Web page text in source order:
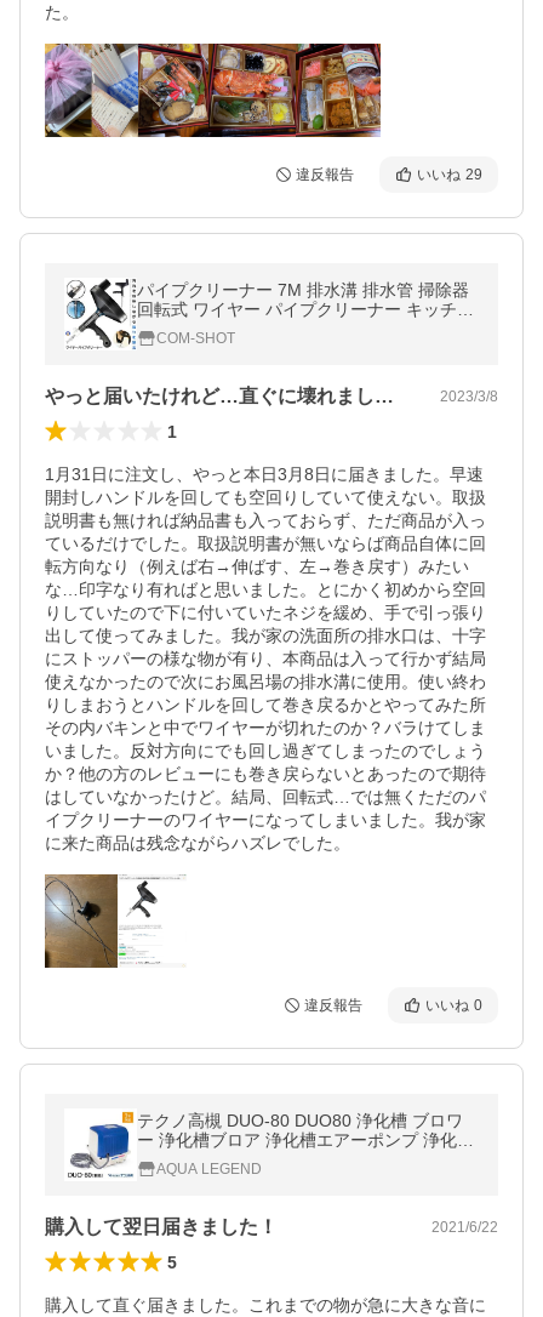
た。
違反報告 いいね 29
パイプクリーナー 7M 排水溝 排水管 掃除器
回転式 ワイヤー パイプクリーナー キッチン
台所 シンク トイレ 水回り お風呂 便所 WAP
AKU-7
COM-SHOT
やっと届いたけれど…直ぐに壊れました。 2023/3/8
1
1月31日に注文し、やっと本日3月8日に届きました。早速
開封しハンドルを回しても空回りしていて使えない。取扱
説明書も無ければ納品書も入っておらず、ただ商品が入っ
ているだけでした。取扱説明書が無いならば商品自体に回
転方向なり（例えば右→伸ばす、左→巻き戻す）みたい
な…印字なり有ればと思いました。とにかく初めから空回
りしていたので下に付いていたネジを緩め、手で引っ張り
出して使ってみました。我が家の洗面所の排水口は、十字
にストッパーの様な物が有り、本商品は入って行かず結局
使えなかったので次にお風呂場の排水溝に使用。使い終わ
りしまおうとハンドルを回して巻き戻るかとやってみた所
その内バキンと中でワイヤーが切れたのか？バラけてしま
いました。反対方向にでも回し過ぎてしまったのでしょう
か？他の方のレビューにも巻き戻らないとあったので期待
はしていなかったけど。結局、回転式…では無くただのパ
イプクリーナーのワイヤーになってしまいました。我が家
に来た商品は残念ながらハズレでした。
違反報告 いいね 0
テクノ高槻 DUO-80 DUO80 浄化槽 ブロワ
ー 浄化槽ブロア 浄化槽エアーポンプ 浄化槽
ポンプ 80 2口 ブロワーポンプ 浄化槽ブロワ
ー 浄化槽ブロアー 3年保証付
AQUA LEGEND
購入して翌日届きました！ 2021/6/22
5
購入して直ぐ届きました。これまでの物が急に大きな音に